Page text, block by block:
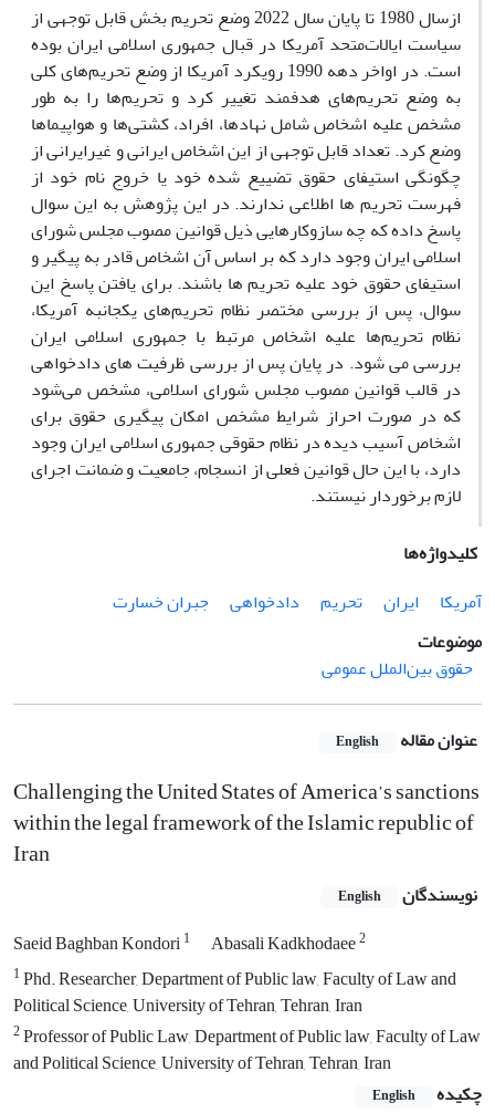
ازسال 1980 تا پایان سال 2022 وضع تحریم‌ بخش قابل توجهی از
سیاست ایالات‌متحد آمریکا در قبال جمهوری اسلامی ایران بوده
است. در اواخر دهه 1990 رویکرد آمریکا از وضع تحریم‌های کلی
به وضع تحریم‌های هدفمند تغییر کرد و تحریم‌ها را به طور
مشخص علیه اشخاص شامل نهاد‌ها، افراد، کشتی‌ها و هواپیما‌ها
وضع کرد. تعداد قابل توجهی از این اشخاص ایرانی و غیرایرانی از
چگونگی استیفای حقوق تضییع شده خود یا خروج نام خود از
فهرست تحریم ها اطلاعی ندارند. در این پژوهش به این سوال
پاسخ داده که چه سازوکارهایی ذیل قوانین مصوب مجلس شورای
اسلامی ایران وجود دارد که بر اساس آن اشخاص قادر به پیگیر و
استیفای حقوق خود علیه تحریم ها باشند. برای یافتن پاسخ این
سوال، پس از بررسی مختصر نظام تحریم‌های یکجانبه آمریکا،
نظام تحریم‌ها علیه اشخاص مرتبط با جمهوری اسلامی ایران
بررسی می شود. در پایان پس از بررسی ظرفیت های دادخواهی
در قالب قوانین مصوب مجلس شورای اسلامی، مشخص می‌شود
که در صورت احراز شرایط مشخص امکان پیگیری حقوق برای
اشخاص آسیب دیده در نظام حقوقی جمهوری اسلامی ایران وجود
دارد، با این حال قوانین فعلی از انسجام، جامعیت و ضمانت اجرای
لازم برخوردار نیستند.
کلیدواژه‌ها
آمریکا
ایران تحریم دادخواهی
جبران خسارت
موضوعات
حقوق بین‌الملل عمومی
عنوان مقاله English
Challenging the United States of America’s sanctions
within the legal framework of the Islamic republic of
Iran
نویسندگان English
Saeid Baghban Kondori1 Abasali Kadkhodaee2
1Phd. Researcher, Department of Public law, Faculty of Law and
Political Science, University of Tehran, Tehran, Iran
2Professor of Public Law, Department of Public law, Faculty of Law
and Political Science, University of Tehran, Tehran, Iran
چکیده
English